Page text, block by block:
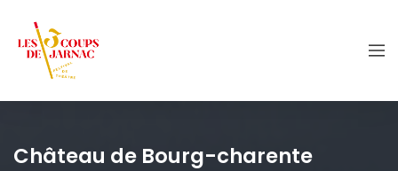
Château de Bourg-charente